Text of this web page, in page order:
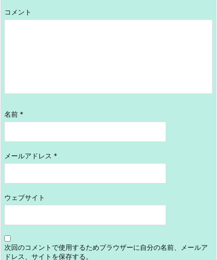
コメント
名前 *
メールアドレス *
ウェブサイト
次回のコメントで使用するためブラウザーに自分の名前、メールア
ドレス、サイトを保存する。